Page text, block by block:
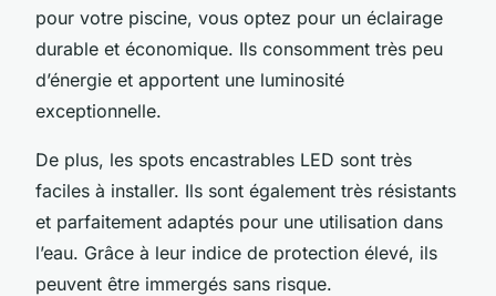
pour votre piscine, vous optez pour un éclairage
durable et économique. Ils consomment très peu
d’énergie et apportent une luminosité
exceptionnelle.
De plus, les spots encastrables LED sont très
faciles à installer. Ils sont également très résistants
et parfaitement adaptés pour une utilisation dans
l’eau. Grâce à leur indice de protection élevé, ils
peuvent être immergés sans risque.